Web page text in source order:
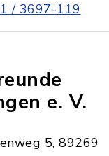
/ 3697-119
e. V.
5, 89269